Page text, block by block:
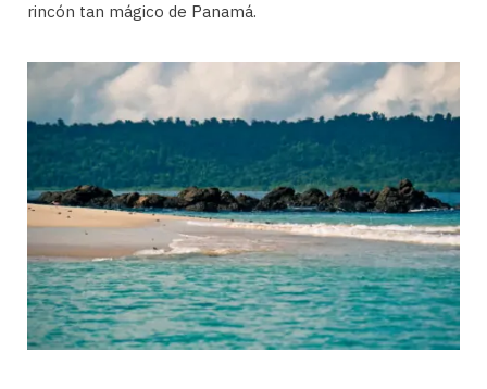
rincón tan mágico de Panamá.